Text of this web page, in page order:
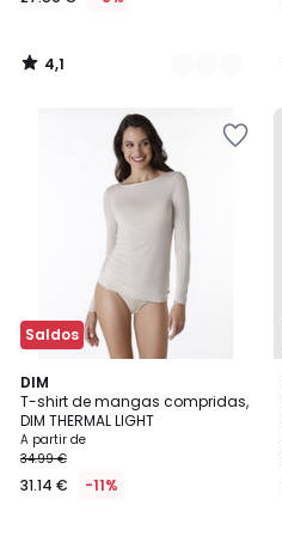
4,1
/
Saldos
DIM
T-shirt de mangas compridas,
DIM THERMAL LIGHT
A partir de
34.99 €
31.14 € -11%
5
/
5
2
Cores